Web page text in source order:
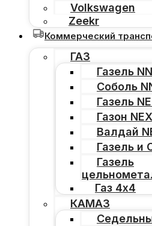
Volkswagen
Zeekr
Коммерческий
ГАЗ
Газель NN
Соболь
Газель
Газон
Валдай
Газель и
Газель
Газ 4х4
КАМАЗ